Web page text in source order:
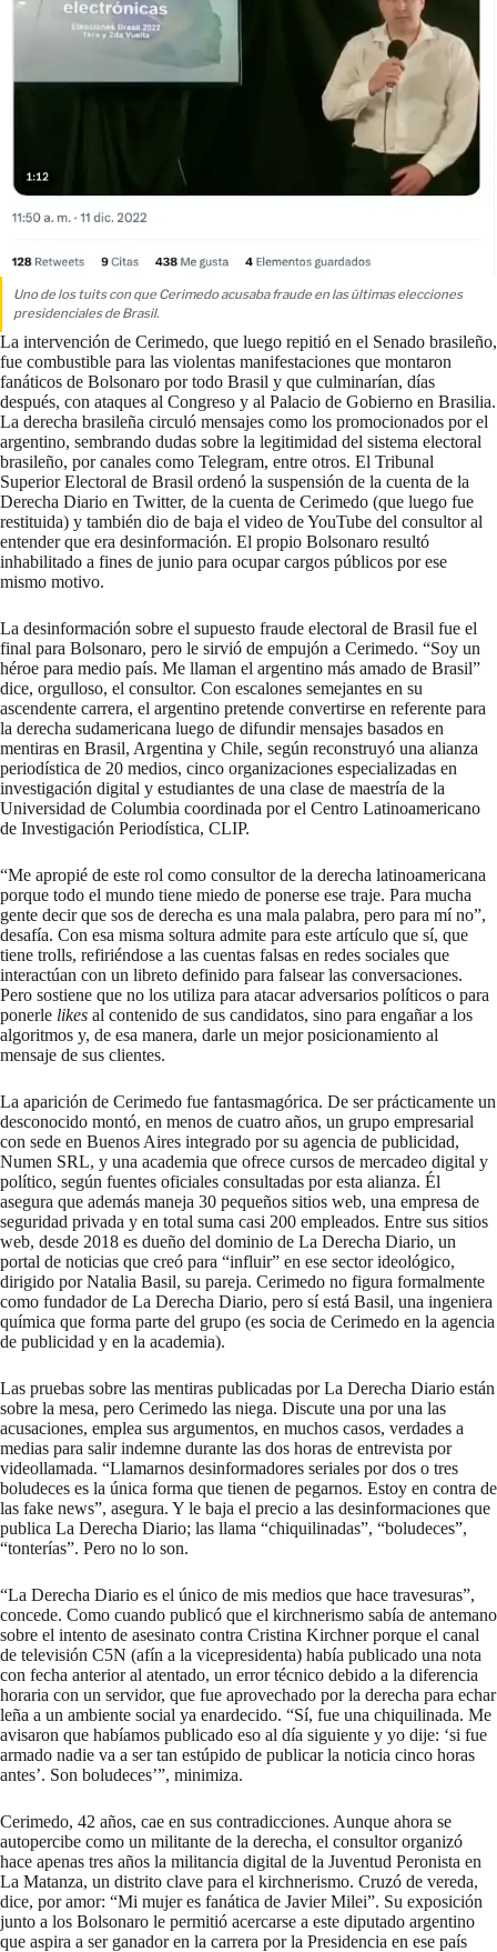
Uno de los tuits con que Cerimedo acusaba fraude en las últimas elecciones
presidenciales de Brasil.
La intervención de Cerimedo, que luego repitió en el Senado brasileño,
fue combustible para las violentas manifestaciones que montaron
fanáticos de Bolsonaro por todo Brasil y que culminarían, días
después, con ataques al Congreso y al Palacio de Gobierno en Brasilia.
La derecha brasileña circuló mensajes como los promocionados por el
argentino, sembrando dudas sobre la legitimidad del sistema electoral
brasileño, por canales como Telegram, entre otros. El Tribunal
Superior Electoral de Brasil ordenó la suspensión de la cuenta de la
Derecha Diario en Twitter, de la cuenta de Cerimedo (que luego fue
restituida) y también dio de baja el video de YouTube del consultor al
entender que era desinformación. El propio Bolsonaro resultó
inhabilitado a fines de junio para ocupar cargos públicos por ese
mismo motivo.
La desinformación sobre el supuesto fraude electoral de Brasil fue el
final para Bolsonaro, pero le sirvió de empujón a Cerimedo. “Soy un
héroe para medio país. Me llaman el argentino más amado de Brasil”
dice, orgulloso, el consultor. Con escalones semejantes en su
ascendente carrera, el argentino pretende convertirse en referente para
la derecha sudamericana luego de difundir mensajes basados en
mentiras en Brasil, Argentina y Chile, según reconstruyó una alianza
periodística de 20 medios, cinco organizaciones especializadas en
investigación digital y estudiantes de una clase de maestría de la
Universidad de Columbia coordinada por el Centro Latinoamericano
de Investigación Periodística, CLIP.
“Me apropié de este rol como consultor de la derecha latinoamericana
porque todo el mundo tiene miedo de ponerse ese traje. Para mucha
gente decir que sos de derecha es una mala palabra, pero para mí no”,
desafía. Con esa misma soltura admite para este artículo que sí, que
tiene trolls, refiriéndose a las cuentas falsas en redes sociales que
interactúan con un libreto definido para falsear las conversaciones.
Pero sostiene que no los utiliza para atacar adversarios políticos o para
ponerle likes al contenido de sus candidatos, sino para engañar a los
algoritmos y, de esa manera, darle un mejor posicionamiento al
mensaje de sus clientes.
La aparición de Cerimedo fue fantasmagórica. De ser prácticamente un
desconocido montó, en menos de cuatro años, un grupo empresarial
con sede en Buenos Aires integrado por su agencia de publicidad,
Numen SRL, y una academia que ofrece cursos de mercadeo digital y
político, según fuentes oficiales consultadas por esta alianza. Él
asegura que además maneja 30 pequeños sitios web, una empresa de
seguridad privada y en total suma casi 200 empleados. Entre sus sitios
web, desde 2018 es dueño del dominio de La Derecha Diario, un
portal de noticias que creó para “influir” en ese sector ideológico,
dirigido por Natalia Basil, su pareja. Cerimedo no figura formalmente
como fundador de La Derecha Diario, pero sí está Basil, una ingeniera
química que forma parte del grupo (es socia de Cerimedo en la agencia
de publicidad y en la academia).
Las pruebas sobre las mentiras publicadas por La Derecha Diario están
sobre la mesa, pero Cerimedo las niega. Discute una por una las
acusaciones, emplea sus argumentos, en muchos casos, verdades a
medias para salir indemne durante las dos horas de entrevista por
videollamada. “Llamarnos desinformadores seriales por dos o tres
boludeces es la única forma que tienen de pegarnos. Estoy en contra de
las fake news”, asegura. Y le baja el precio a las desinformaciones que
publica La Derecha Diario; las llama “chiquilinadas”, “boludeces”,
“tonterías”. Pero no lo son.
“La Derecha Diario es el único de mis medios que hace travesuras”,
concede. Como cuando publicó que el kirchnerismo sabía de antemano
sobre el intento de asesinato contra Cristina Kirchner porque el canal
de televisión C5N (afín a la vicepresidenta) había publicado una nota
con fecha anterior al atentado, un error técnico debido a la diferencia
horaria con un servidor, que fue aprovechado por la derecha para echar
leña a un ambiente social ya enardecido. “Sí, fue una chiquilinada. Me
avisaron que habíamos publicado eso al día siguiente y yo dije: ‘si fue
armado nadie va a ser tan estúpido de publicar la noticia cinco horas
antes’. Son boludeces’”, minimiza.
Cerimedo, 42 años, cae en sus contradicciones. Aunque ahora se
autopercibe como un militante de la derecha, el consultor organizó
hace apenas tres años la militancia digital de la Juventud Peronista en
La Matanza, un distrito clave para el kirchnerismo. Cruzó de vereda,
dice, por amor: “Mi mujer es fanática de Javier Milei”. Su exposición
junto a los Bolsonaro le permitió acercarse a este diputado argentino
que aspira a ser ganador en la carrera por la Presidencia en ese país